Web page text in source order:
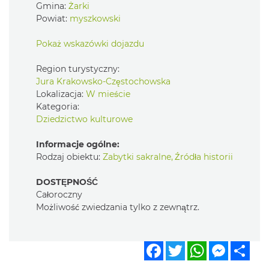
Gmina: Żarki
Powiat: myszkowski
Pokaż wskazówki dojazdu
Region turystyczny:
Jura Krakowsko-Częstochowska
Lokalizacja: W mieście
Kategoria:
Dziedzictwo kulturowe
Informacje ogólne:
Rodzaj obiektu: Zabytki sakralne,Źródła historii
DOSTĘPNOŚĆ
Całoroczny
Możliwość zwiedzania tylko z zewnątrz.
FacebookTwitterWhatsApp